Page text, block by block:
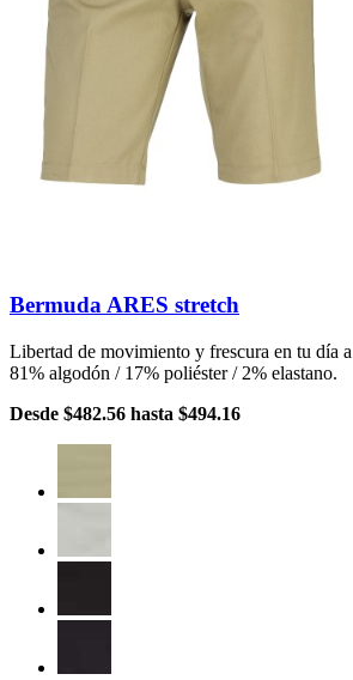
Bermuda ARES stretch
Libertad de movimiento y frescura en tu día
81% algodón / 17% poliéster / 2% elastano.
Desde $482.56 hasta $494.16